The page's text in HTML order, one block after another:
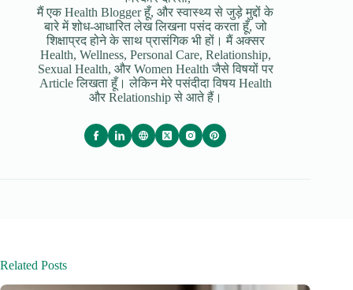
मैं एक Health Blogger हूँ, और स्वास्थ्य से जुड़े मुद्दों के
बारे में शोध-आधारित लेख लिखना पसंद करता हूँ, जो
शिक्षाप्रद होने के साथ प्रासंगिक भी हों। मैं अक्सर
Health, Wellness, Personal Care, Relationship,
Sexual Health, और Women Health जैसे विषयों पर
Article लिखता हूँ। लेकिन मेरे पसंदीदा विषय Health
और Relationship से आते हैं।
Related Posts